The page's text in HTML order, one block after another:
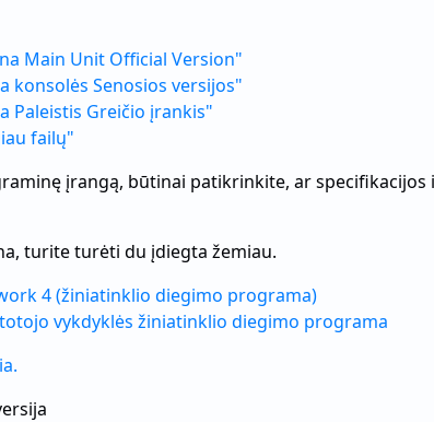
Main Unit Official Version"
konsolės Senosios versijos"
Paleistis Greičio įrankis"
failų"
įrangą, būtinai patikrinkite, ar
turite turėti du įdiegta žemiau.
4 (žiniatinklio diegimo programa)
vykdyklės žiniatinklio diegimo programa